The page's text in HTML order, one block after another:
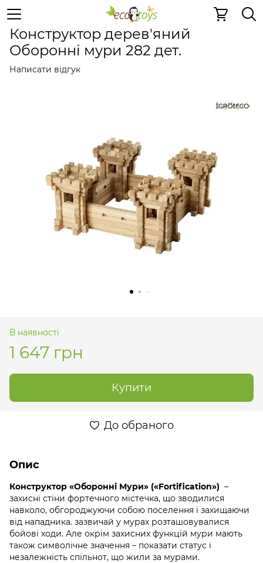
Дерев'яні конструктори Дерев'яні конструктори
Конструктор дерев'яний
Оборонні мури 282 дет.
Написати відгук
В наявності
1 647 грн
Купити
До обраного
Опис
Конструктор «Оборонні Мури» («Fortification») –
захисні стіни фортечного містечка, що зводилися
навколо, обгороджуючи собою поселення і захищаючи
від нападника. зазвичай у мурах розташовувалися
бойові ходи. Але окрім захисних функцій мури мають
також символічне значення – показати статус і
незалежність спільнот, що жили за мурами.